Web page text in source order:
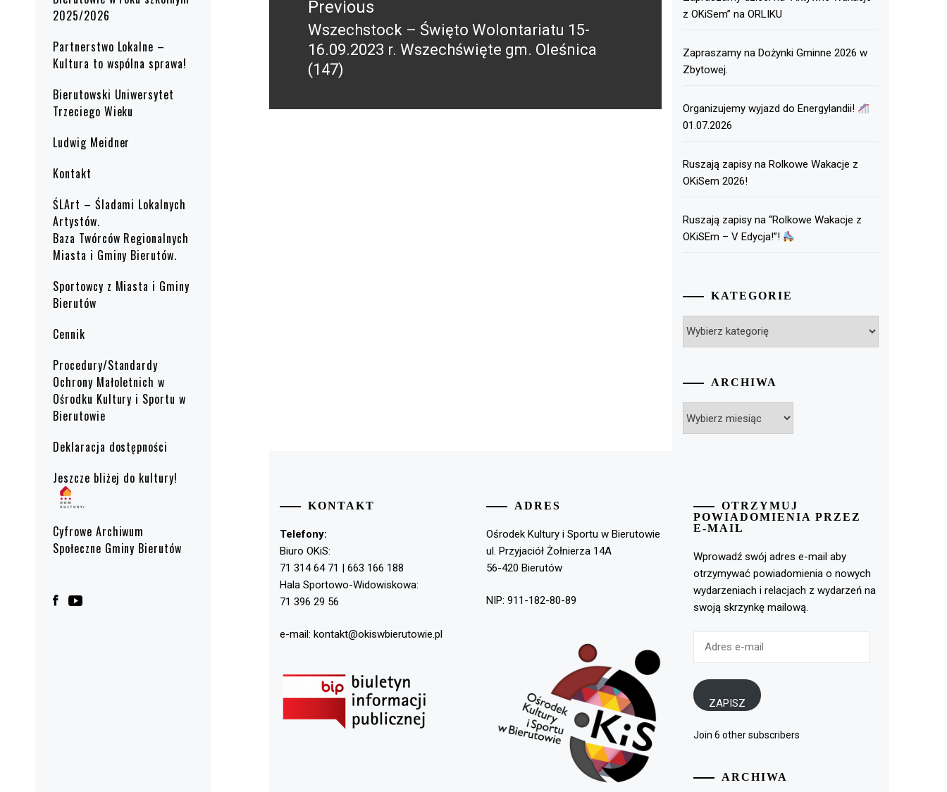
2025/2026
Partnerstwo Lokalne –
Kultura to wspólna sprawa!
Bierutowski Uniwersytet
Trzeciego Wieku
Ludwig Meidner
Kontakt
ŚLArt – Śladami Lokalnych
Artystów.
Baza Twórców Regionalnych
Miasta i Gminy Bierutów.
Sportowcy z Miasta i Gminy
Bierutów
Cennik
Procedury/Standardy
Ochrony Małoletnich w
Ośrodku Kultury i Sportu w
Bierutowie
Deklaracja dostępności
Jeszcze bliżej do kultury!
Cyfrowe Archiwum
Społeczne Gminy Bierutów
Previous
Previous
post:
Wszechstock – Święto Wolontariatu 15-
16.09.2023 r. Wszechświęte gm. Oleśnica
(147)
z OKiSem” na ORLIKU
Zapraszamy na Dożynki Gminne 2026 w
Zbytowej.
Organizujemy wyjazd do Energylandii!
01.07.2026
Ruszają zapisy na Rolkowe Wakacje z
OKiSem 2026!
Ruszają zapisy na “Rolkowe Wakacje z
OKiSEm – V Edycja!”!
KATEGORIE
ARCHIWA
KONTAKT
Telefony:
Biuro OKiS:
71 314 64 71 | 663 166 188
Hala Sportowo-Widowiskowa:
71 396 29 56
e-mail: kontakt@okiswbierutowie.pl
ADRES
Ośrodek Kultury i Sportu w Bierutowie
ul. Przyjaciół Żołnierza 14A
56-420 Bierutów
NIP: 911-182-80-89
OTRZYMUJ
POWIADOMIENIA PRZEZ
E-MAIL
Wprowadź swój adres e-mail aby
otrzymywać powiadomienia o nowych
wydarzeniach i relacjach z wydarzeń na
swoją skrzynkę mailową.
ZAPISZ
Join 6 other subscribers
ARCHIWA